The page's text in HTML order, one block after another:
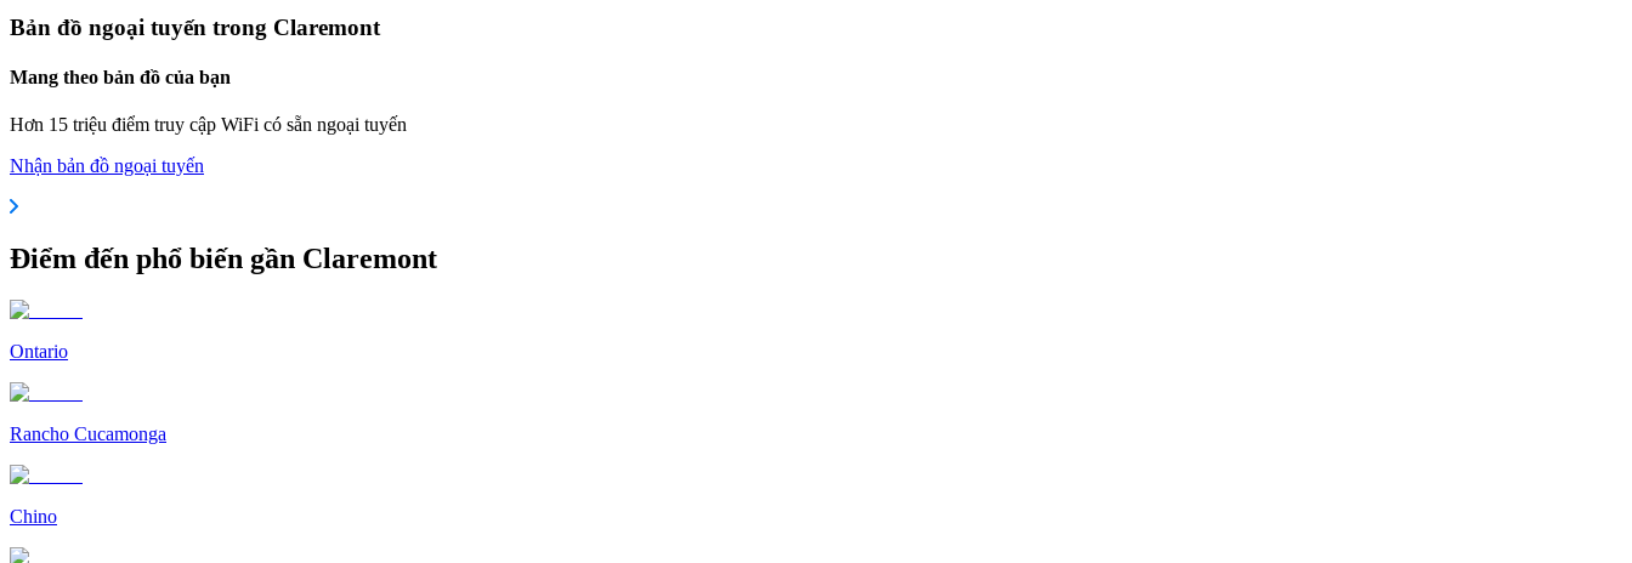
Bản đồ ngoại tuyến trong Claremont
Mang theo bản đồ của bạn
Hơn 15 triệu điểm truy cập WiFi có sẵn ngoại tuyến
Nhận bản đồ ngoại tuyến
Điểm đến phổ biến gần Claremont
Ontario
Rancho Cucamonga
Chino